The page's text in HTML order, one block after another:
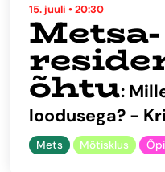
15. juuli • 20:30
Metsa-
õhtu:
loodusega? -
Mets Mõtisklus